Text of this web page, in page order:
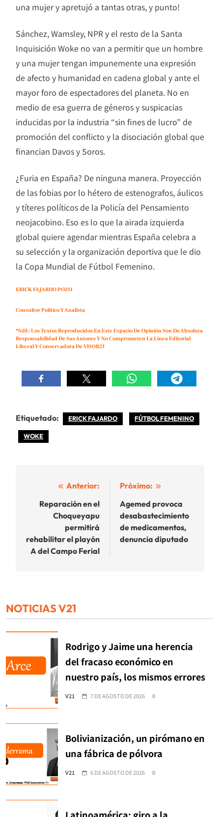
una mujer y apretujó a tantas otras, y punto!
Sánchez, Wamsley, NPR y el resto de la Santa
Inquisición Woke no van a permitir que un hombre
y una mujer tengan impunemente una expresión
de afecto y humanidad en cadena global y ante el
mayor foro de espectadores del planeta. No en
medio de esa guerra de géneros y suspicacias
inducidas por la industria “sin fines de lucro” de
promoción del conflicto y la disociación global que
financian Davos y Soros.
¿Furia en España? De ninguna manera. Proyección
de las fobias por lo hétero de estenografos, áulicos
y títeres políticos de la Policía del Pensamiento
neojacobino. Eso es lo que la airada izquierda
global quiere agendar mientras España celebra a
su selección y la organización deportiva que le dio
la Copa Mundial de Fútbol Femenino.
ERICK FAJARDO POZO
Consultor Político Y Analista
*NdE: Los Textos Reproducidos En Este Espacio De Opinión Son De Absoluta
Responsabilidad De Sus Autores Y No Comprometen La Línea Editorial
Liberal Y Conservadora De VISOR21
Etiquetado: ERICK FAJARDO FÚTBOL FEMENINO
WOKE
Navegación
entradas
Anterior:
Reparación en el
Choqueyapu
permitirá
rehabilitar el playón
A del Campo Ferial
Próximo:
Agemed provoca
desabastecimiento
de medicamentos,
denuncia diputado
NOTICIAS V21
Rodrigo y Jaime una herencia
del fracaso económico en
nuestro país, los mismos errores
V21 7 DE AGOSTO DE 2026 0
Bolivianización, un pirómano en
una fábrica de pólvora
V21 6 DE AGOSTO DE 2026 0